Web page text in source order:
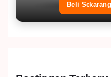
Beli Sekarang